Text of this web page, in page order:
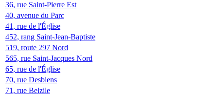
36, rue Saint-Pierre Est
40, avenue du Parc
41, rue de l'Église
452, rang Saint-Jean-Baptiste
519, route 297 Nord
565, rue Saint-Jacques Nord
65, rue de l'Église
70, rue Desbiens
71, rue Belzile